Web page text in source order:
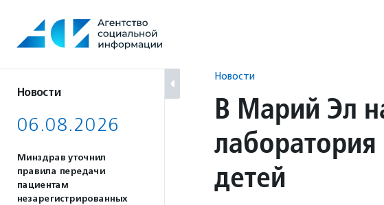
содержанию
Новости
06.08.2026
Минздрав уточнил
правила передачи
пациентам
незарегистрированных
Новости
В Марий Эл
детей